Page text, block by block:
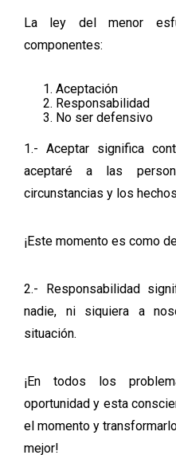
La ley del menor
componentes:
Aceptación
Responsabilidad
No ser defensivo
1.- Aceptar significa
aceptaré a las
circunstancias y los
¡Este momento es como
2.- Responsabilidad
nadie, ni siquiera a
situación.
¡En todos los
oportunidad y esta
el momento y
mejor!